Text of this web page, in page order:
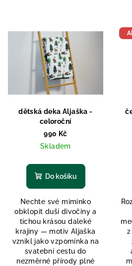
dětská deka Aljaška -
celoroční
990 Kč
Skladem
Do košíku
Nechte své miminko
obklopit duší divočiny a
tichou krásou daleké
krajiny — motiv Aljaška
vznikl jako vzpomínka na
svatební cestu do
nezměrné přírody plné